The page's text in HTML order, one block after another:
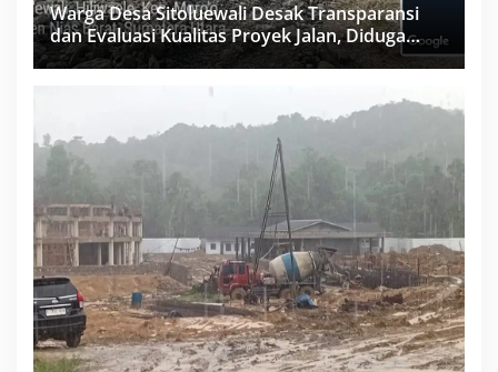
Warga Desa Sitoluewali Desak Transparansi
dan Evaluasi Kualitas Proyek Jalan, Diduga
Minim Informasi